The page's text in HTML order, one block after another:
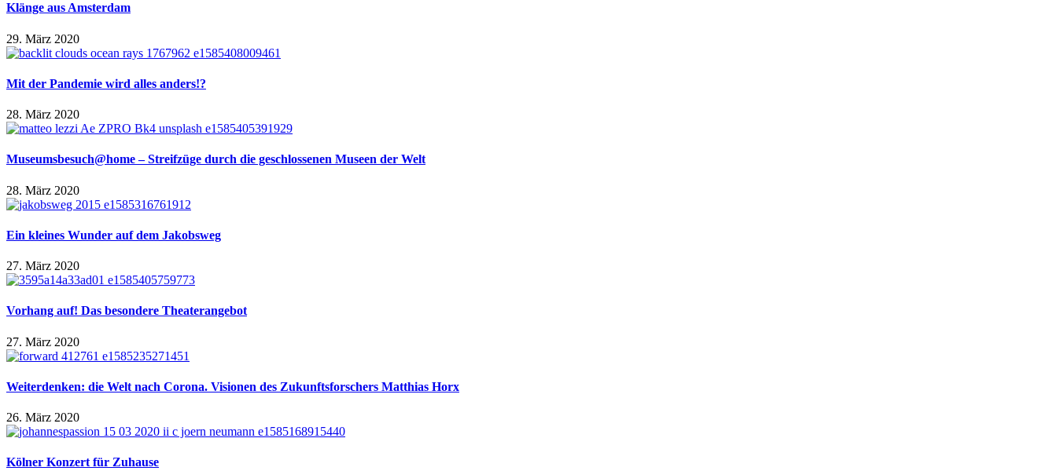
Klänge aus Amsterdam
29. März 2020
Mit der Pandemie wird alles anders!?
28. März 2020
Museumsbesuch@home – Streifzüge durch die geschlossenen Museen der Welt
28. März 2020
Ein kleines Wunder auf dem Jakobsweg
27. März 2020
Vorhang auf! Das besondere Theaterangebot
27. März 2020
Weiterdenken: die Welt nach Corona. Visionen des Zukunftsforschers Matthias Horx
26. März 2020
Kölner Konzert für Zuhause